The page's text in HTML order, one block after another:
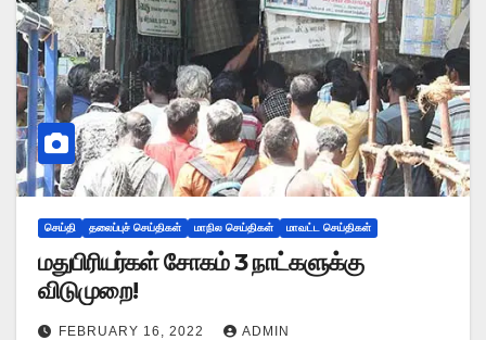
செய்தி தலைப்புச் செய்திகள் மாநில செய்திகள் மாவட்ட செய்திகள்
மதுபிரியர்கள் சோகம் 3 நாட்களுக்கு
விடுமுறை!
FEBRUARY 16, 2022 ADMIN